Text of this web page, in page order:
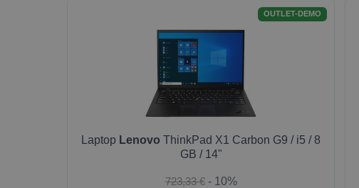
OUTLET-DEMO
Laptop Lenovo ThinkPad X1 Carbon G9 / i5 / 8
GB / 14"
723,33 € - 10%